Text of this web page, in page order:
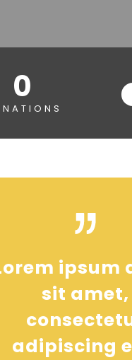
0
ipsum
sit amet,
adipiscing